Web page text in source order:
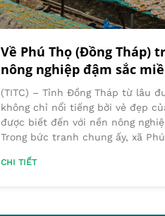
Về Phú Thọ (Đồng
nông nghiệp đậm sắc
(TITC) – Tỉnh Đồng Tháp từ lâu
không chỉ nổi tiếng bởi vẻ đẹp
được biết đến với nền nông
Trong bức tranh chung ấy, xã
CHI TIẾT